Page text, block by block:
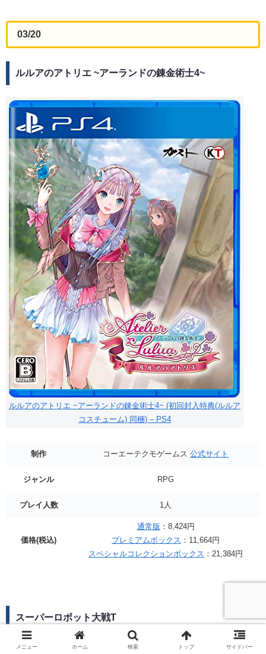
03/20
ルルアのアトリエ ~アーランドの錬金術士4~
ルルアのアトリエ ~アーランドの錬金術士4~ (初回封入特典(ルルア
コスチューム) 同梱) – PS4
制作 コーエーテクモゲームス 公式サイト
ジャンル RPG
プレイ人数 1人
価格(税込)
通常版 ：8,424円
プレミアムボックス ：11,664円
スペシャルコレクションボックス ：21,384円
スーパーロボット大戦T
メニュー ホーム 検索 トップ サイドバー